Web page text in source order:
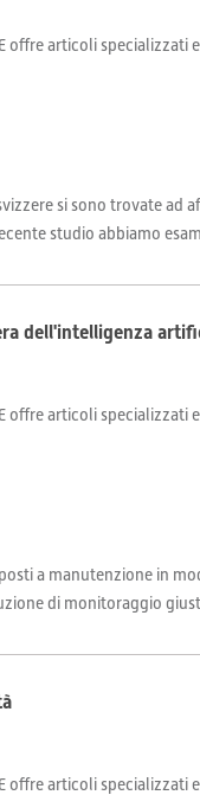
articoli specializzati
si sono trovate
studio abbiamo
dell'intelligenza
articoli specializzati
a manutenzione in
di monitoraggio
articoli specializzati